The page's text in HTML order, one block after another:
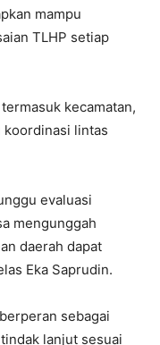
mampu
TLHP setiap
kecamatan,
koordinasi lintas
evaluasi
mengunggah
daerah dapat
Eka Saprudin.
sebagai
lanjut sesuai